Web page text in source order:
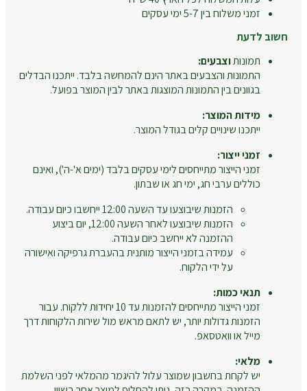
זמני משלוח בין 5-7 ימי עסקים
חשוב לדעת
תמונותוצבעים:
התמונות והצבעים באתר הינם להמחשה בלבד. ייתכנו הבדלים
בגוונים בין התמונות המוצגות באתר לבין המוצר בפועל.
מידות המוצר:
ייתכנו שינויים קלים בגודל המוצר.
זמני ייצור:
זמני הייצור מתייחסים לימי עסקים בלבד (ימים א'-ה'), ואינם
כוללים ערבי חג, ימי חג או שבתון.
הזמנות שיבוצעו עד השעה 12:00 ייחשבו כיום עבודה.
הזמנות שיבוצעו לאחר השעה 12:00, יום ביצוע
ההזמנה לא ייחשב כיום עבודה.
עמידה בזמני הייצור מותנית בהעברת גרפיקה ואישורה
על ידי הלקוח.
תנאי כמות:
זמני הייצור מתייחסים להזמנות עד 10 יחידות ללקוח. עבור
הזמנות גדולות יותר, יש לתאם מראש מול שירות הלקוחות דרך
מייל או וואטסאפ.
מלאי:
יש לקחת בחשבון שמוצר עלול להיגמר מהמלאי לפני השלמת